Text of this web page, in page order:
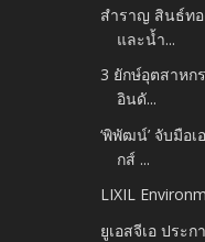
สำราญ สินธ์ท
และน้ำ...
3 ยักษ์อุตสาหก
อินดั...
‘พิพัฒน์’ จับมือ
กส์ ...
LIXIL
ยูเอสจีเอ ประ